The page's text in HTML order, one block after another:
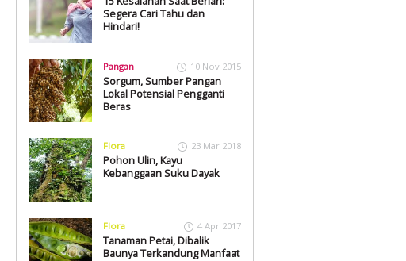
Segera Cari Tahu dan
Hindari!
Pangan 10 Nov 2015
Sorgum, Sumber Pangan
Lokal Potensial Pengganti
Beras
Flora 23 Mar 2018
Pohon Ulin, Kayu
Kebanggaan Suku Dayak
Flora 4 Apr 2017
Tanaman Petai, Dibalik
Baunya Terkandung Manfaat